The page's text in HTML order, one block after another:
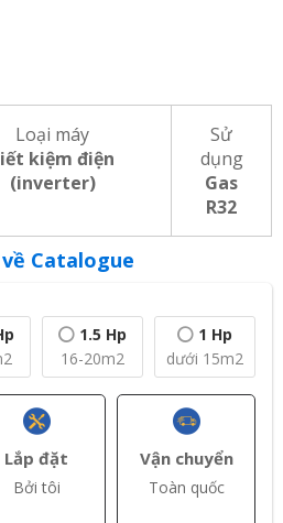
Loại máy
kiệm điện
(inverter)
Sử
dụng
Gas
R32
Catalogue
1.5 Hp
16-20m2
1 Hp
dưới 15m2
Lắp đặt
Bởi tôi
Vận chuyển
Toàn quốc